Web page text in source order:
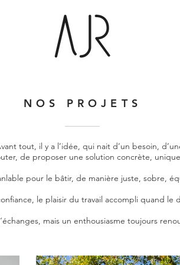
NOS PROJETS
tout, il y a l’idée, qui nait d’un besoin,
de proposer une solution concrète,
pour le bâtir, de manière juste, sobre,
le plaisir du travail accompli quand le
mais un enthousiasme toujours